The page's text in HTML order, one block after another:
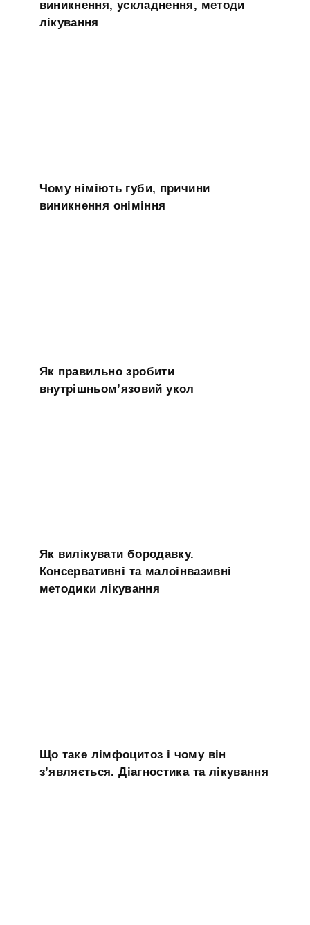
виникнення, ускладнення, методи
лікування
Чому німіють губи, причини
виникнення оніміння
Як правильно зробити
внутрішньом’язовий укол
Як вилікувати бородавку.
Консервативні та малоінвазивні
методики лікування
Що таке лімфоцитоз і чому він
з’являється. Діагностика та лікування